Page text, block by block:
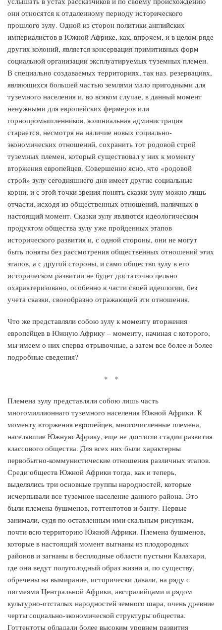
они относятся к отдаленному периоду исторического
прошлого зулу. Одной из сторон политики английских
империалистов в Южной Африке, как, впрочем, и в целом ряде
других колоний, является консервация примитивных форм
социальной организации эксплуатируемых туземных племен.
В специально создаваемых территориях, так наз. резервациях,
являющихся большей частью землями мало пригодными для
туземного населения и, во всяком случае, в данный момент
ненужными для европейских фермеров или
горнопромышленников, колониальная администрация
старается, несмотря на наличие новых социально-
экономических отношений, сохранить тот родовой строй
туземных племен, который существовал у них к моменту
вторжения европейцев. Совершенно ясно, что «родовой
строй» зулу сегодняшнего дня имеет другие социальные
корни, и с этой точки зрения понять сказки зулу можно лишь
отчасти, исходя из общественных отношений, наличных в
настоящий момент. Сказки зулу являются идеологическим
продуктом общества зулу уже пройденных этапов
исторического развития и, с одной стороны, они не могут
быть поняты без рассмотрения общественных отношений этих
этапов, а с другой стороны, и само общество зулу в его
историческом развитии не будет достаточно цельно
охарактеризовано, особенно в части своей идеологии, без
учета сказки, своеобразно отражающей эти отношения.
Что же представляли собою зулу к моменту вторжения
европейцев в Южную Африку – моменту, начиная с которого,
мы имеем о них сперва отрывочные, а затем все более и более
подробные сведения?
* *
Племена зулу представляли собою лишь часть
многомиллионнаго туземного населения Южной Африки. К
моменту вторжения европейцев, многочисленные племена,
населявшие Южную Африку, еще не достигли стадии развития
классового общества. Для всех них были характерны
первобытно-коммунистические отношения различных этапов.
Среди обществ Южной Африки тогда, как и теперь,
выделялись три основные группы народностей, которые
исчерпывали все туземное население данного района. Это
были племена бушменов, готтентотов и банту. Первые
занимали, судя по оставленным ими скальным рисункам,
почти всю территорию Южной Африки. Племена бушменов,
которые в настоящий момент выгнаны из плодородных
районов и загнаны в бесплодные области пустыни Калахари,
где они ведут полуголодный образ жизни и, по существу,
обречены на вымирание, исторически давали, на ряду с
пигмеями Центральной Африки, австралийцами и рядом
культурно-отсталых народностей земного шара, очень древние
черты социально-экономической структуры общества.
Готтентоты обладали более высоким уровнем развития